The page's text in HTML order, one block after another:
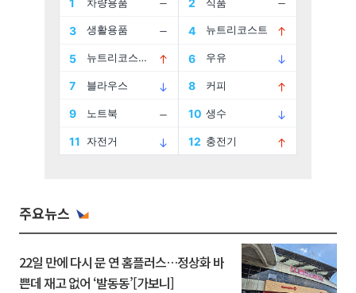
주요뉴스
22일 만에 다시 문 연 홈플러스…정상화 바
쁜데 재고 없어 ‘발동동’[가보니]